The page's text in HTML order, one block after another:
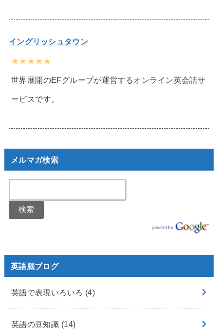
イングリッシュタウン
★★★★★
世界展開のEFグループが運営するオンライン英会話サ
ービスです。
メルマガ検索
英語脳ブログ
英語で表現いろいろ (4)
英語の豆知識 (14)